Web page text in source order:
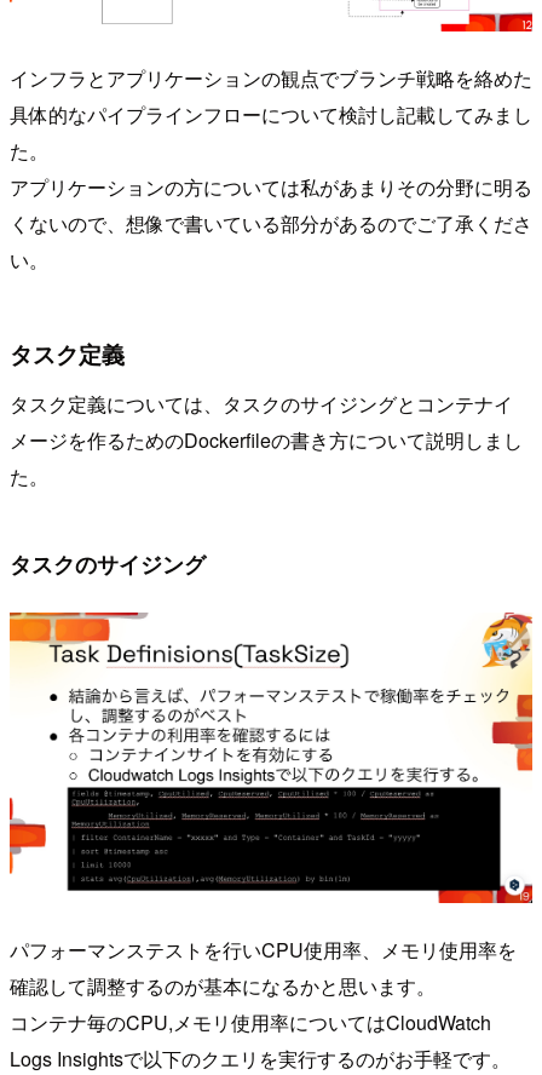
インフラとアプリケーションの観点でブランチ戦略を絡めた
具体的なパイプラインフローについて検討し記載してみまし
た。
アプリケーションの方については私があまりその分野に明る
くないので、想像で書いている部分があるのでご了承くださ
い。
タスク定義
タスク定義については、タスクのサイジングとコンテナイ
メージを作るためのDockerfileの書き方について説明しまし
た。
タスクのサイジング
パフォーマンステストを行いCPU使用率、メモリ使用率を
確認して調整するのが基本になるかと思います。
コンテナ毎のCPU,メモリ使用率についてはCloudWatch
Logs Insightsで以下のクエリを実行するのがお手軽です。